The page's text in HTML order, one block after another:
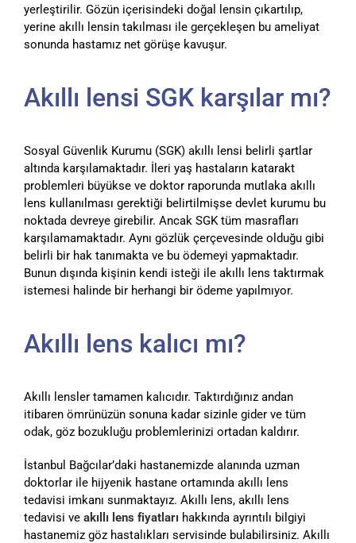
yerleştirilir. Gözün içerisindeki doğal lensin çıkartılıp,
yerine akıllı lensin takılması ile gerçekleşen bu ameliyat
sonunda hastamız net görüşe kavuşur.
Akıllı lensi SGK karşılar mı?
Sosyal Güvenlik Kurumu (SGK) akıllı lensi belirli şartlar
altında karşılamaktadır. İleri yaş hastaların katarakt
problemleri büyükse ve doktor raporunda mutlaka akıllı
lens kullanılması gerektiği belirtilmişse devlet kurumu bu
noktada devreye girebilir. Ancak SGK tüm masrafları
karşılamamaktadır. Aynı gözlük çerçevesinde olduğu gibi
belirli bir hak tanımakta ve bu ödemeyi yapmaktadır.
Bunun dışında kişinin kendi isteği ile akıllı lens taktırmak
istemesi halinde bir herhangi bir ödeme yapılmıyor.
Akıllı lens kalıcı mı?
Akıllı lensler tamamen kalıcıdır. Taktırdığınız andan
itibaren ömrünüzün sonuna kadar sizinle gider ve tüm
odak, göz bozukluğu problemlerinizi ortadan kaldırır.
İstanbul Bağcılar’daki hastanemizde alanında uzman
doktorlar ile hijyenik hastane ortamında akıllı lens
tedavisi imkanı sunmaktayız. Akıllı lens, akıllı lens
tedavisi ve akıllı lens fiyatları hakkında ayrıntılı bilgiyi
hastanemiz göz hastalıkları servisinde bulabilirsiniz. Akıllı